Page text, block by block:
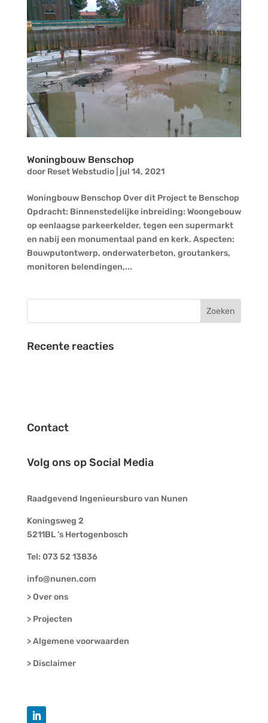
Woningbouw Benschop
door Reset Webstudio| jul 14, 2021
Woningbouw Benschop Over dit Project te Benschop
Opdracht: Binnenstedelijke inbreiding: Woongebouw
op eenlaagse parkeerkelder, tegen een supermarkt
en nabij een monumentaal pand en kerk. Aspecten:
Bouwputontwerp, onderwaterbeton, groutankers,
monitoren belendingen,...
Recente reacties
Contact
Volg ons op Social Media
Raadgevend Ingenieursburo van Nunen​​
Koningsweg 2
5211BL ’s Hertogenbosch
Tel: 073 52 13836
info@nunen.com
> Over ons
> Projecten
> Algemene voorwaarden
> Disclaimer